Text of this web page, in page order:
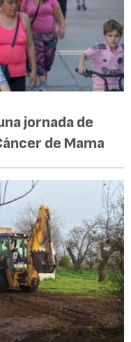
jornada de
de Mama